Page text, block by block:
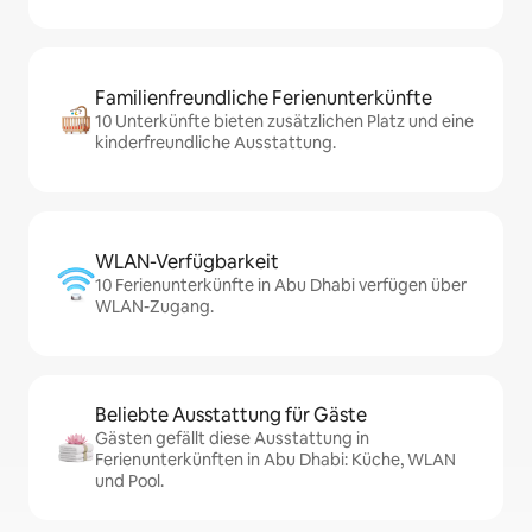
Familienfreundliche Ferienunterkünfte
10 Unterkünfte bieten zusätzlichen Platz und eine
kinderfreundliche Ausstattung.
WLAN-Verfügbarkeit
10 Ferienunterkünfte in Abu Dhabi verfügen über
WLAN-Zugang.
Beliebte Ausstattung für Gäste
Gästen gefällt diese Ausstattung in
Ferienunterkünften in Abu Dhabi: Küche, WLAN
und Pool.